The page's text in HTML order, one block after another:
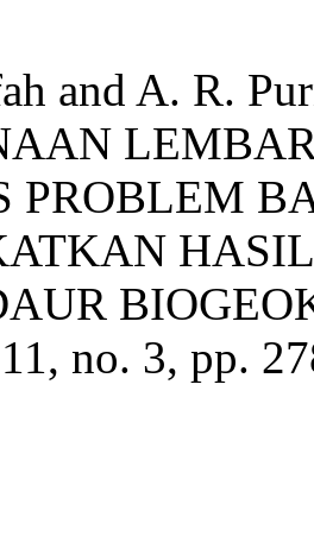
and A. R.
PROBLEM
no. 3, pp.